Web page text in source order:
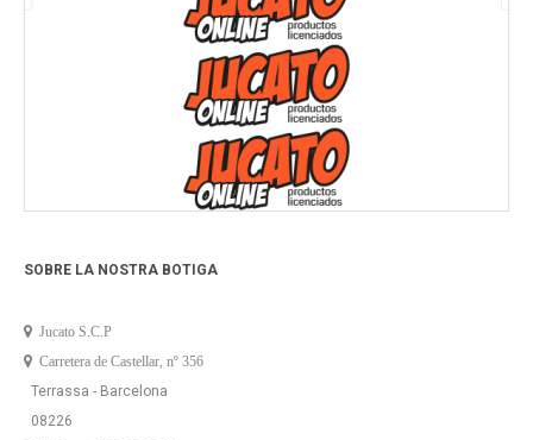
SOBRE LA NOSTRA BOTIGA
Jucato S.C.P
Carretera de Castellar, nº 356
Terrassa - Barcelona
08226